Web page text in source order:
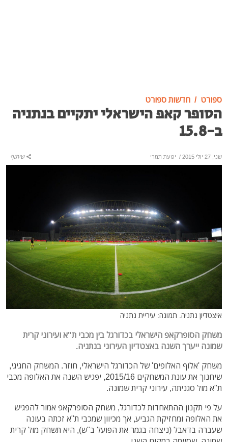
ספורט חדשות ספורט
הסופר קאפ הישראלי יתקיים בנתניה
ב-15.8
שני, 27 יולי 2015 / יפעת תמרי שיתוף
איצטדיון נתניה. תמונה: עיריית נתניה
משחק הסופרקאפ הישראלי בכדורגל בין מכבי ת"א ועירוני קרית
שמונה ייערך השנה באצטדיון העירוני בנתניה.
משחק 'אלוף האלופים' של הכדורגל הישראלי, חוזר. המשחק החגיגי,
שיחנוך את עונת המשחקים 2015/16, יפגיש השנה את האלופה מכבי
ת"א מול סגניתה, עירוני קרית שמונה.
על פי תקנון ההתאחדות לכדורגל, משחק הסופרקאפ אמור להפגיש
את האלופה ומחזיקת הגביע, אך מכיוון שמכבי ת"א זכתה בעונה
שעברה בדאבל (ניצחה בגמר את הפועל ב"ש), היא תשחק מול קרית